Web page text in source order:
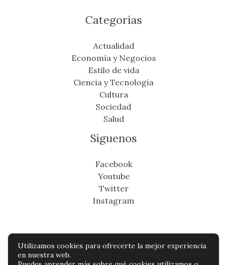
Categorías
Actualidad
Economía y Negocios
Estilo de vida
Ciencia y Tecnología
Cultura
Sociedad
Salud
Síguenos
Facebook
Youtube
Twitter
Instagram
Copyright © Todos os direitos reservados -
Utilizamos cookies para ofrecerte la mejor experiencia
en nuestra web.